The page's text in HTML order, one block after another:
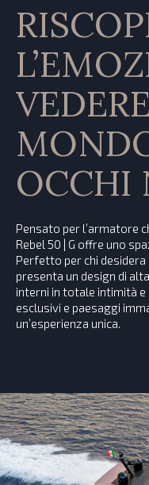
OCCHI
Pensato per l’armatore
Rebel 50 | G offre uno
Perfetto per chi
presenta un design di
interni in totale intimità e
esclusivi e paesaggi
un’esperienza unica.